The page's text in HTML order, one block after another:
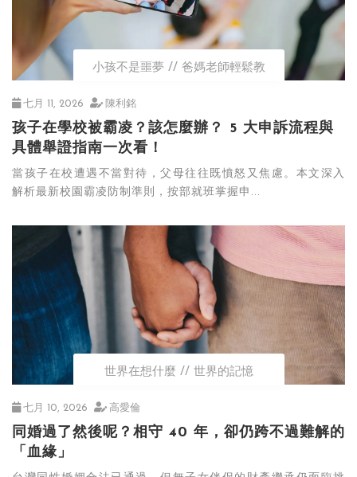
小孩不是噩夢 爸媽老師輕鬆教
七月 11, 2026 陳利銘
孩子在學校被霸凌？該怎麼辦？ 5 大申訴流程與
具體舉證指南一次看！
當孩子在校遭遇不當對待，父母往往既憤怒又焦慮。本文深入
解析最新校園霸凌防制準則，按部就班掌握申...
世界在想什麼 世界的記憶
七月 10, 2026 高愛倫
同婚過了然後呢？相守 40 年，卻仍跨不過難解的
「血緣」